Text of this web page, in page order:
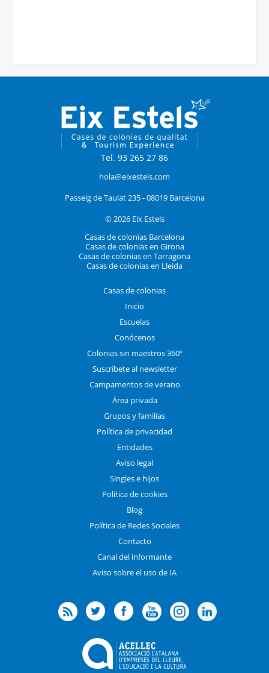
Tel. 93 265 27 86
hola@eixestels.com
Passeig de Taulat 235 - 08019 Barcelona
© 2026 Eix Estels
Casas de colonias Barcelona
Casas de colonias en Girona
Casas de colonias en Tarragona
Casas de colonias en Lleida
Casas de colonias
Inicio
Escuelas
Conócenos
Colonias sin maestros 360º
Suscríbete al newsletter
Campamentos de verano
Área privada
Grupos y familias
Política de privacidad
Entidades
Aviso legal
Singles e hijos
Política de cookies
Blog
Política de Redes Sociales
Contacto
Canal del informante
Aviso sobre el uso de IA